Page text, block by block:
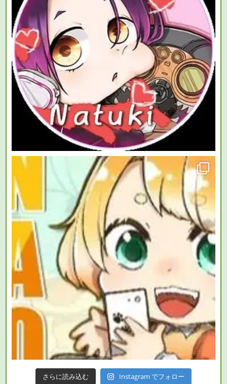
さらに読み込む Instagram でフォロー